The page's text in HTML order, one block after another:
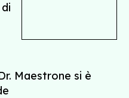
Maestrone si è